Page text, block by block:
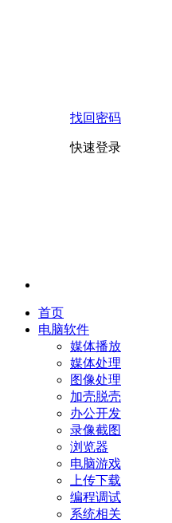
找回密码
快速登录
首页
电脑软件
媒体播放
媒体处理
图像处理
加壳脱壳
办公开发
录像截图
浏览器
电脑游戏
上传下载
编程调试
系统相关